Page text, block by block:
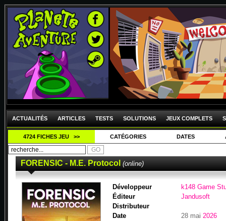
ACTUALITÉS ARTICLES TESTS SOLUTIONS JEUX COMPLETS
4724 FICHES JEU >> CATÉGORIES DATES
FORENSIC - M.E. Protocol (online)
Développeur
k148 Game
Éditeur
Jandusoft
Distributeur
Date
28 mai 2026